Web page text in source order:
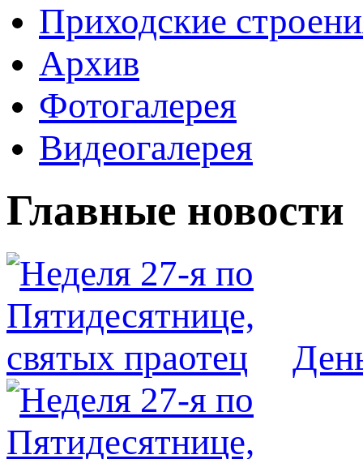
Приходские
Архив
Фотогалерея
Видеогалерея
Главные новости